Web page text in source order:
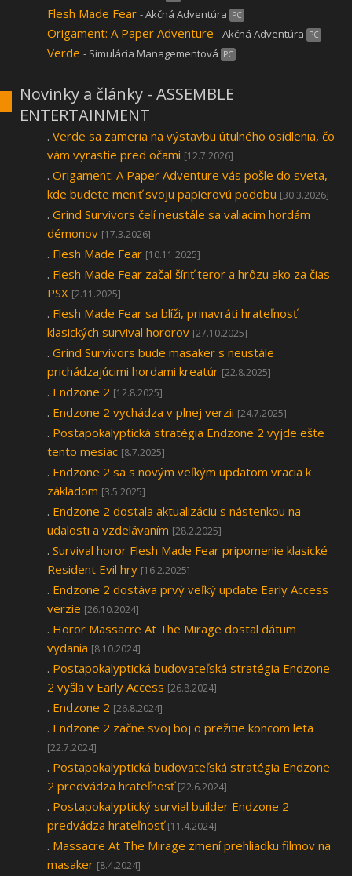
Flesh Made Fear - Akčná Adventúra PC
Origament: A Paper Adventure - Akčná Adventúra PC
Verde - Simulácia Managementová PC
Novinky a články - ASSEMBLE
ENTERTAINMENT
. Verde sa zameria na výstavbu útulného osídlenia, čo
vám vyrastie pred očami [12.7.2026]
. Origament: A Paper Adventure vás pošle do sveta,
kde budete meniť svoju papierovú podobu [30.3.2026]
. Grind Survivors čelí neustále sa valiacim hordám
démonov [17.3.2026]
. Flesh Made Fear [10.11.2025]
. Flesh Made Fear začal šíriť teror a hrôzu ako za čias
PSX [2.11.2025]
. Flesh Made Fear sa blíži, prinavráti hrateľnosť
klasických survival hororov [27.10.2025]
. Grind Survivors bude masaker s neustále
prichádzajúcimi hordami kreatúr [22.8.2025]
. Endzone 2 [12.8.2025]
. Endzone 2 vychádza v plnej verzii [24.7.2025]
. Postapokalyptická stratégia Endzone 2 vyjde ešte
tento mesiac [8.7.2025]
. Endzone 2 sa s novým veľkým updatom vracia k
základom [3.5.2025]
. Endzone 2 dostala aktualizáciu s nástenkou na
udalosti a vzdelávaním [28.2.2025]
. Survival horor Flesh Made Fear pripomenie klasické
Resident Evil hry [16.2.2025]
. Endzone 2 dostáva prvý veľký update Early Access
verzie [26.10.2024]
. Horor Massacre At The Mirage dostal dátum
vydania [8.10.2024]
. Postapokalyptická budovateľská stratégia Endzone
2 vyšla v Early Access [26.8.2024]
. Endzone 2 [26.8.2024]
. Endzone 2 začne svoj boj o prežitie koncom leta
[22.7.2024]
. Postapokalyptická budovateľská stratégia Endzone
2 predvádza hrateľnosť [22.6.2024]
. Postapokalyptický survial builder Endzone 2
predvádza hrateľnosť [11.4.2024]
. Massacre At The Mirage zmení prehliadku filmov na
masaker [8.4.2024]